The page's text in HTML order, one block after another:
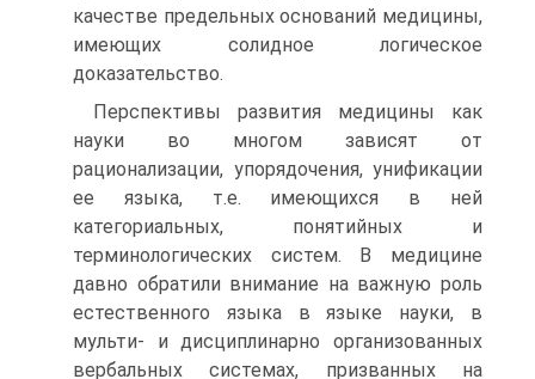
качестве предельных оснований медицины,
имеющих солидное логическое
доказательство.
Перспективы развития медицины как
науки во многом зависят от
рационализации, упорядочения, унификации
ее языка, т.е. имеющихся в ней
категориальных, понятийных и
терминологических систем. В медицине
давно обратили внимание на важную роль
естественного языка в языке науки, в
мульти- и дисциплинарно организованных
вербальных системах, призванных на